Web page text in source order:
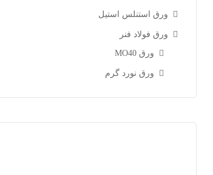
ورق استنلس استیل
ورق فولاد فنر
ورق MO40
ورق نورد گرم